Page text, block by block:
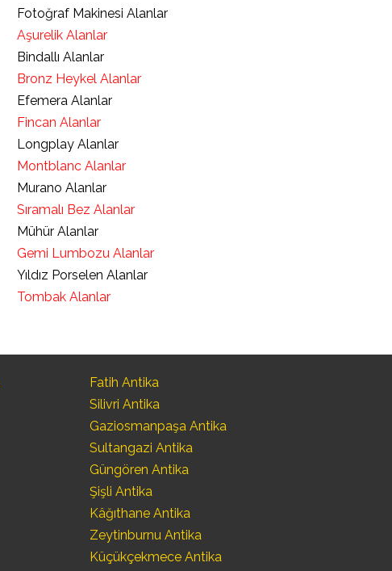
Fotoğraf Makinesi Alanlar
Aşurelik Alanlar
Bindallı Alanlar
Bronz Heykel Alanlar
Efemera Alanlar
Fincan Alanlar
Longplay Alanlar
Montblanc Alanlar
Murano Alanlar
Sıramalı Bez Alanlar
Mühür Alanlar
Gemi Lumbozu Alanlar
Yıldız Porselen Alanlar
Tombak Alanlar
Fatih Antika
Silivri Antika
Gaziosmanpaşa Antika
Sultangazi Antika
Güngören Antika
Şişli Antika
Kâğıthane Antika
Zeytinburnu Antika
Küçükçekmece Antika